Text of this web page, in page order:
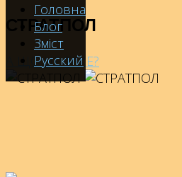
Головна
Блог
Зміст
Русский
СТРАТПОЛ
А ЩО ЦЕ ТАКЕ?